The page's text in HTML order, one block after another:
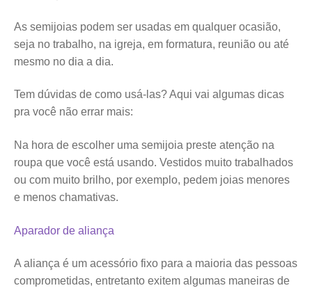
As semijoias podem ser usadas em qualquer ocasião,
seja no trabalho, na igreja, em formatura, reunião ou até
mesmo no dia a dia.
Tem dúvidas de como usá-las? Aqui vai algumas dicas
pra você não errar mais:
Na hora de escolher uma semijoia preste atenção na
roupa que você está usando. Vestidos muito trabalhados
ou com muito brilho, por exemplo, pedem joias menores
e menos chamativas.
Aparador de aliança
A aliança é um acessório fixo para a maioria das pessoas
comprometidas, entretanto exitem algumas maneiras de